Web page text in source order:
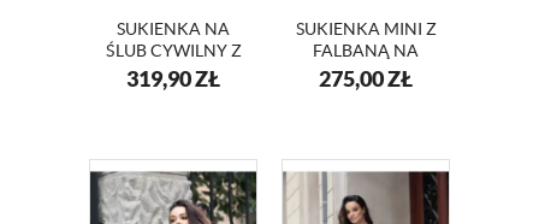
SUKIENKA NA
ŚLUB CYWILNY Z
TRANSPARENTNYMI
RĘKAWAMI BELLA
319,90ZŁ
SUKIENKA MINI Z
FALBANĄ NA
WESELE KM66K-
12
275,00ZŁ